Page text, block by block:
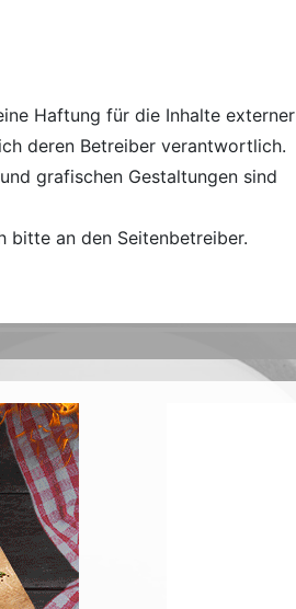
Haftung für die Inhalte externer
deren Betreiber verantwortlich.
grafischen Gestaltungen sind
bitte an den Seitenbetreiber.